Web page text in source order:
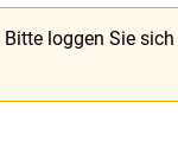
Bitte loggen Sie sich